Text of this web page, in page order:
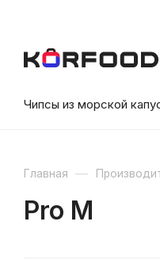
Чипсы из морской
Главная —
Pro M